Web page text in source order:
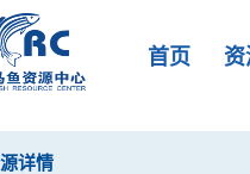
首页
详情